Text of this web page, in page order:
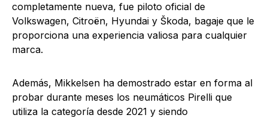
completamente nueva, fue piloto oficial de
Volkswagen, Citroën, Hyundai y Škoda, bagaje que le
proporciona una experiencia valiosa para cualquier
marca.
Además, Mikkelsen ha demostrado estar en forma al
probar durante meses los neumáticos Pirelli que
utiliza la categoría desde 2021 y siendo